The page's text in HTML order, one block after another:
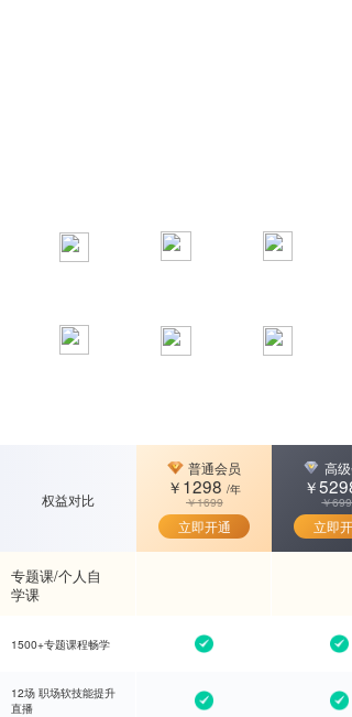
权益对比
普通会员
￥ 1298/年
￥1699
立即开通
高级
￥5298
￥6999
立即开
1500+专题课程畅学
12场 职场软技能提升
直播
权益对比
普通会员
1298/年 ￥1699
立即开通
高级
5298/年
立即开
专题课/个人自
学课
1500+专题课程畅学
12场 职场软技能提升
直播